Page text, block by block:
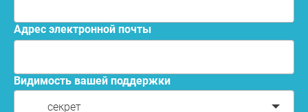
Адрес электронной почты
Видимость вашей поддержки
секрет